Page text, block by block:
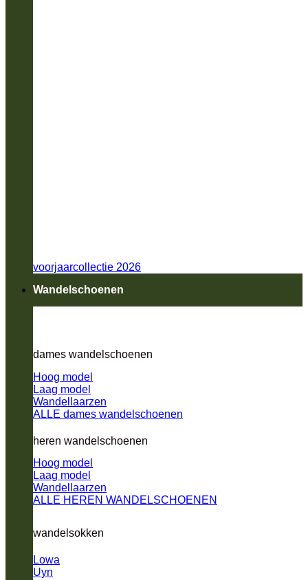
voorjaarcollectie 2026
Wandelschoenen
dames wandelschoenen
Hoog model
Laag model
Wandellaarzen
ALLE dames wandelschoenen
heren wandelschoenen
Hoog model
Laag model
Wandellaarzen
ALLE HEREN WANDELSCHOENEN
wandelsokken
Lowa
Uyn